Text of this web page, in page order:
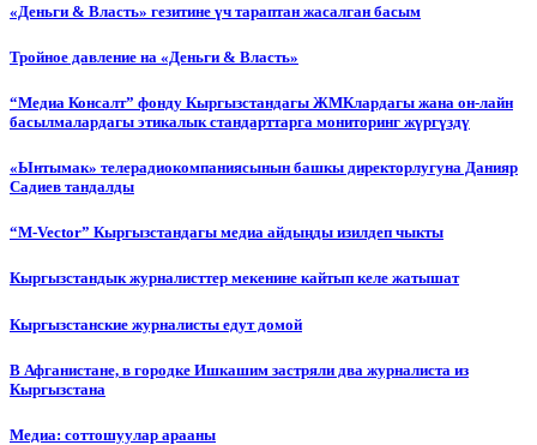
«Деньги & Власть» гезитине үч тараптан жасалган басым
Тройное давление на «Деньги & Власть»
“Медиа Консалт” фонду Кыргызстандагы ЖМКлардагы жана он-лайн
басылмалардагы этикалык стандарттарга мониторинг жүргүздү
«Ынтымак» телерадиокомпаниясынын башкы директорлугуна Данияр
Садиев тандалды
“М-Vector” Кыргызстандагы медиа айдыңды изилдеп чыкты
Кыргызстандык журналисттер мекенине кайтып келе жатышат
Кыргызстанские журналисты едут домой
В Афганистане, в городке Ишкашим застряли два журналиста из
Кыргызстана
Медиа: соттошуулар арааны